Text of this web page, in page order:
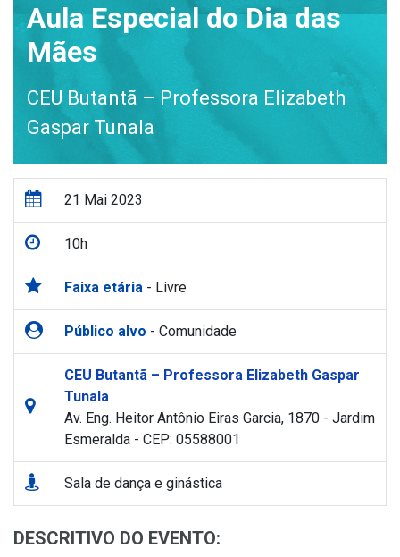
Aula Especial do Dia das
Mães
CEU Butantã – Professora Elizabeth
Gaspar Tunala
21 Mai 2023
10h
Faixa etária - Livre
Público alvo - Comunidade
CEU Butantã – Professora Elizabeth Gaspar
Tunala
Av. Eng. Heitor Antônio Eiras Garcia, 1870 - Jardim
Esmeralda - CEP: 05588001
Sala de dança e ginástica
DESCRITIVO DO EVENTO: